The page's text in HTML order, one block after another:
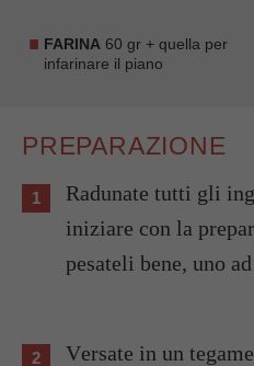
FARINA 60 gr + quella per
infarinare il piano
PREPARAZIONE
Radunate tutti gli ingredienti prima di
iniziare con la
pesateli bene, uno
Versate in un